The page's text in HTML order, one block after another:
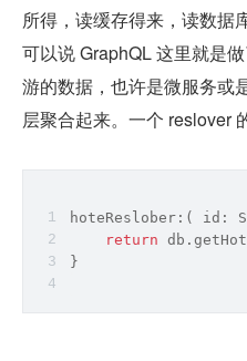
所得，读缓存得来，读数据
可以说 GraphQL 这里就是
游的数据，也许是微服务或
层聚合起来。一个 reslover
hoteReslober: ( id:
return
}